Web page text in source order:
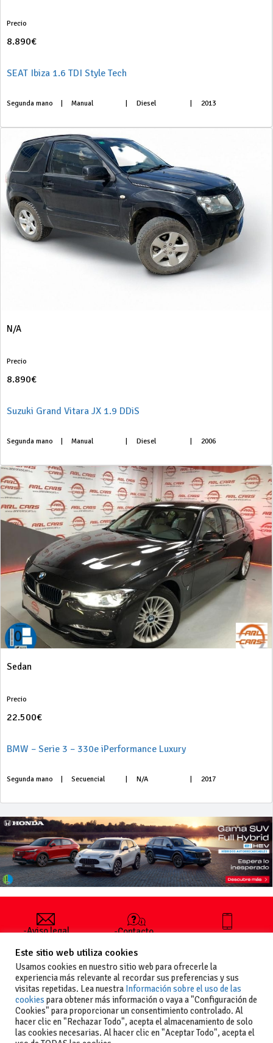
Precio
8.890€
SEAT Ibiza 1.6 TDI Style Tech
Segunda mano Manual Diesel 2013
N/A
Precio
8.890€
Suzuki Grand Vitara JX 1.9 DDiS
Segunda mano Manual Diesel 2006
Sedan
Precio
22.500€
BMW – Serie 3 – 330e iPerformance Luxury
Segunda mano Secuencial N/A 2017
-Aviso legal
generales
de uso
-Política de
privacidad
-Política de
cookies
-Contacto
publicar un
anuncio
-Vende+
+34 627 35
Este sitio web utiliza cookies
Usamos cookies en nuestro sitio web para ofrecerle la
experiencia más relevante al recordar sus preferencias y sus
visitas repetidas. Lea nuestra Información sobre el uso de las
cookies para obtener más información o vaya a "Configuración de
Cookies" para proporcionar un consentimiento controlado. Al
hacer clic en "Rechazar Todo", acepta el almacenamiento de solo
las cookies necesarias. Al hacer clic en "Aceptar Todo", acepta el